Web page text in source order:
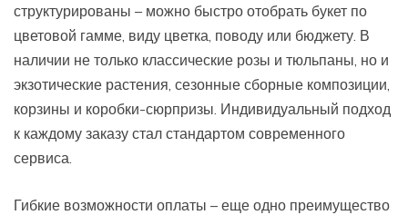
структурированы – можно быстро отобрать букет по
цветовой гамме, виду цветка, поводу или бюджету. В
наличии не только классические розы и тюльпаны, но и
экзотические растения, сезонные сборные композиции,
корзины и коробки-сюрпризы. Индивидуальный подход
к каждому заказу стал стандартом современного
сервиса.
Гибкие возможности оплаты – еще одно преимущество